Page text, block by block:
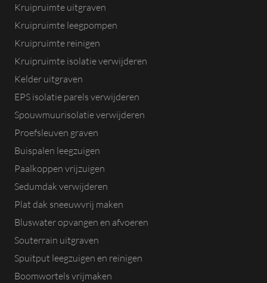
Kruipruimte uitgraven
Kruipruimte leegpompen
Kruipruimte reinigen
Kruipruimte isolatie verwijderen
Kelder uitgraven
EPS isolatie parels verwijderen
Spouwmuurisolatie verwijderen
Proefsleuven graven
Buispalen leegzuigen
Paalkoppen vrijzuigen
Sedumdak verwijderen
Plat dak sneeuwvrij maken
Bluswater opvangen en afvoeren
Souterrain uitgraven
Spuitput leegzuigen en reinigen
Boomwortels vrijmaken